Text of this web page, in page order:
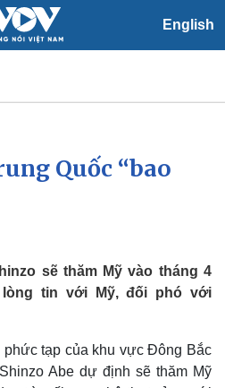
English
Xã hội
Việc làm
Biển đảo
Quốc “bao
sẽ thăm Mỹ vào tháng 4
tin với Mỹ, đối phó với
tạp của khu vực Đông Bắc
Abe dự định sẽ thăm Mỹ